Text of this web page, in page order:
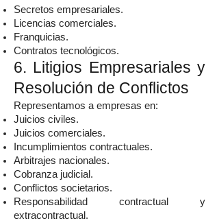
Secretos empresariales.
Licencias comerciales.
Franquicias.
Contratos tecnológicos.
6. Litigios Empresariales y
Resolución de Conflictos
Representamos a empresas en:
Juicios civiles.
Juicios comerciales.
Incumplimientos contractuales.
Arbitrajes nacionales.
Cobranza judicial.
Conflictos societarios.
Responsabilidad contractual y
extracontractual.